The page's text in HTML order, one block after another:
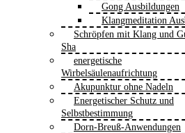
Gong Ausbildungen
Klangmeditation
Schröpfen mit Klang und
Sha
energetische
Wirbelsäulenaufrichtung
Akupunktur ohne Nadeln
Energetischer Schutz und
Selbstbestimmung
Dorn-Breuß-Anwendungen